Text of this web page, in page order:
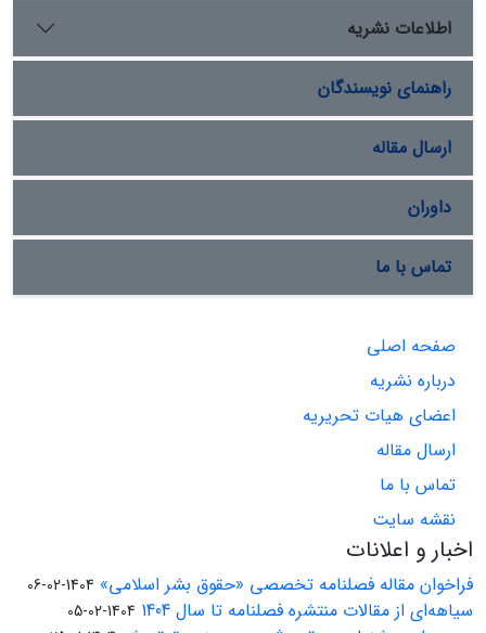
اطلاعات نشریه
راهنمای نویسندگان
ارسال مقاله
داوران
تماس با ما
صفحه اصلی
درباره نشریه
اعضای هیات تحریریه
ارسال مقاله
تماس با ما
نقشه سایت
اخبار و اعلانات
فراخوان مقاله فصلنامه تخصصی «حقوق بشر اسلامی» 1404-02-06
سیاهه‌ای از مقالات منتشره فصلنامه تا سال 1404 1404-02-05